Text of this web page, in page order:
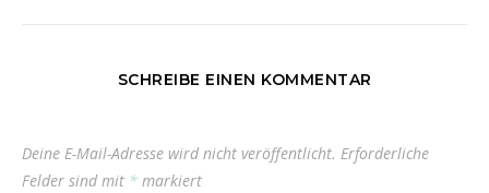
SCHREIBE EINEN KOMMENTAR
Deine E-Mail-Adresse wird nicht veröffentlicht. Erforderliche
Felder sind mit * markiert